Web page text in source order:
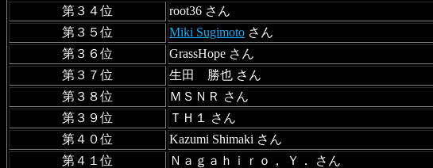
第３４位
root36 さん
第３５位
Miki Sugimoto さん
第３６位
GrassHope さん
第３７位
生田 勝也 さん
第３８位
ＭＳＮＲ さん
第３９位
ＴＨ１ さん
第４０位
Kazumi Shimaki さん
第４１位
Ｎａｇａｈｉｒｏ， Ｙ． さん